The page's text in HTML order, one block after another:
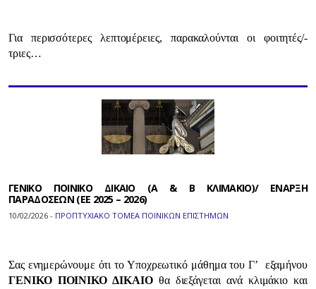
Για περισσότερες λεπτομέρειες, παρακαλούνται οι φοιτητές/-
τριες…
ΓΕΝΙΚΟ ΠΟΙΝΙΚΟ ΔΙΚΑΙΟ (Α & Β ΚΛΙΜΑΚΙΟ)/ ΕΝΑΡΞΗ
ΠΑΡΑΔΟΣΕΩΝ (ΕΕ 2025 – 2026)
10/02/2026 - ΠΡΟΠΤΥΧΙΑΚΟ ΤΟΜΕΑ ΠΟΙΝΙΚΩΝ ΕΠΙΣΤΗΜΩΝ
Σας ενημερώνουμε ότι το Υποχρεωτικό μάθημα του Γ’ εξαμήνου
ΓΕΝΙΚΟ ΠΟΙΝΙΚΟ ΔΙΚΑΙΟ θα διεξάγεται ανά κλιμάκιο και